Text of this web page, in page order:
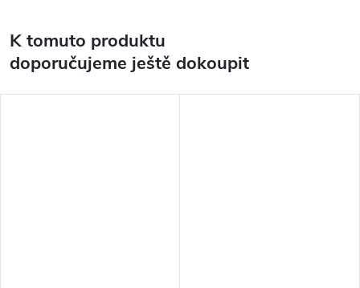
K tomuto produktu
doporučujeme ještě dokoupit